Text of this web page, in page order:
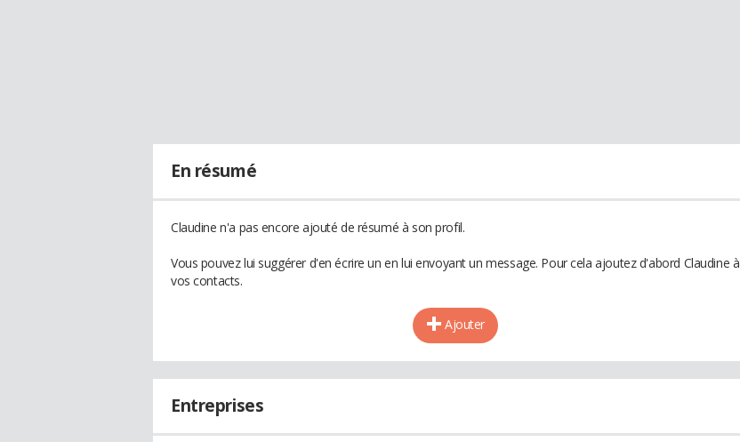
En résumé
Claudine n'a pas encore ajouté de résumé à son profil.
Vous pouvez lui suggérer d'en écrire un en lui envoyant un message. Pour cela ajoutez d'abord Claudine à
vos contacts.
Ajouter
Entreprises